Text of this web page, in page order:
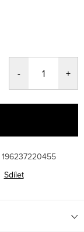
196237220455
Sdílet